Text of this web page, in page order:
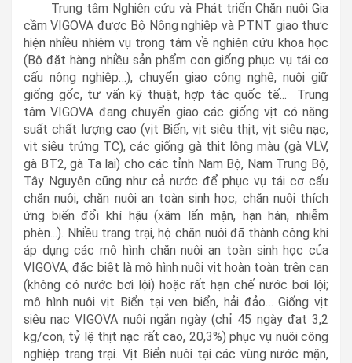
Trung tâm Nghiên cứu và Phát triển Chăn nuôi Gia
cầm VIGOVA được Bộ Nông nghiệp và PTNT giao thực
hiện nhiều nhiệm vụ trọng tâm về nghiên cứu khoa học
(Bộ đặt hàng nhiều sản phẩm con giống phục vụ tái cơ
cấu nông nghiệp…), chuyển giao công nghệ, nuôi giữ
giống gốc, tư vấn kỹ thuật, hợp tác quốc tế... Trung
tâm VIGOVA đang chuyển giao các giống vịt có năng
suất chất lượng cao (vịt Biển, vịt siêu thịt, vịt siêu nạc,
vịt siêu trứng TC), các giống gà thịt lông màu (gà VLV,
gà BT2, gà Ta lai) cho các tỉnh Nam Bộ, Nam Trung Bộ,
Tây Nguyên cũng như cả nước để phục vụ tái cơ cấu
chăn nuôi, chăn nuôi an toàn sinh học, chăn nuôi thích
ứng biến đổi khí hậu (xâm lấn mặn, hạn hán, nhiễm
phèn...). Nhiều trang trại, hộ chăn nuôi đã thành công khi
áp dụng các mô hình chăn nuôi an toàn sinh học của
VIGOVA, đặc biệt là mô hình nuôi vịt hoàn toàn trên cạn
(không có nước bơi lội) hoặc rất hạn chế nước bơi lội;
mô hình nuôi vịt Biển tại ven biển, hải đảo… Giống vịt
siêu nạc VIGOVA nuôi ngắn ngày (chỉ 45 ngày đạt 3,2
kg/con, tỷ lệ thịt nạc rất cao, 20,3%) phục vụ nuôi công
nghiệp trang trại. Vịt Biển nuôi tại các vùng nước mặn,